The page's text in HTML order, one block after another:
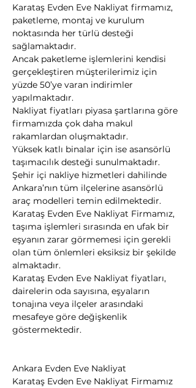
Karataş Evden Eve Nakliyat firmamız,
paketleme, montaj ve kurulum
noktasında her türlü desteği
sağlamaktadır.
Ancak paketleme işlemlerini kendisi
gerçekleştiren müşterilerimiz için
yüzde 50’ye varan indirimler
yapılmaktadır.
Nakliyat fiyatları piyasa şartlarına göre
firmamızda çok daha makul
rakamlardan oluşmaktadır.
Yüksek katlı binalar için ise asansörlü
taşımacılık desteği sunulmaktadır.
Şehir içi nakliye hizmetleri dahilinde
Ankara’nın tüm ilçelerine asansörlü
araç modelleri temin edilmektedir.
Karataş Evden Eve Nakliyat Firmamız,
taşıma işlemleri sırasında en ufak bir
eşyanın zarar görmemesi için gerekli
olan tüm önlemleri eksiksiz bir şekilde
almaktadır.
Karataş Evden Eve Nakliyat fiyatları,
dairelerin oda sayısına, eşyaların
tonajına veya ilçeler arasındaki
mesafeye göre değişkenlik
göstermektedir.
Ankara Evden Eve Nakliyat
Karataş Evden Eve Nakliyat Firmamız